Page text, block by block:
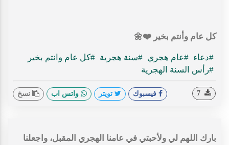
كل عام وأنتم بخير ❤️🌼
#دعاء #عام هجري #سنة هجرية #كل عام وانتم بخير
#رأس السنة الهجرية
فيسبوك تويتر واتس اب نسخ
بارك اللهم لي ولأحبتي في عامنا الهجري المقبل، واجعلنا